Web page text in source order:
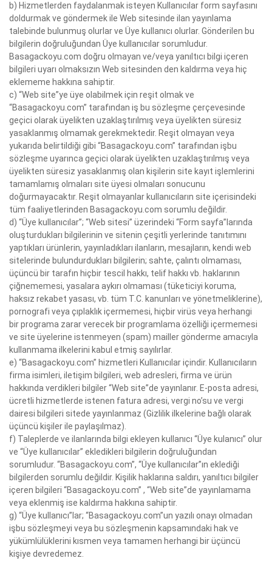
b) Hizmetlerden faydalanmak isteyen Kullanıcılar form sayfasını
doldurmak ve göndermek ile Web sitesinde ilan yayınlama
talebinde bulunmuş olurlar ve Üye kullanıcı olurlar. Gönderilen bu
bilgilerin doğruluğundan Üye kullanıcılar sorumludur.
Basagackoyu.com doğru olmayan ve/veya yanıltıcı bilgi içeren
bilgileri uyarı olmaksızın Web sitesinden den kaldırma veya hiç
eklememe hakkına sahiptir.
c) “Web site”ye üye olabilmek için reşit olmak ve
“Basagackoyu.com” tarafından iş bu sözleşme çerçevesinde
geçici olarak üyelikten uzaklaştırılmış veya üyelikten süresiz
yasaklanmış olmamak gerekmektedir. Reşit olmayan veya
yukarıda belirtildiği gibi “Basagackoyu.com” tarafından işbu
sözleşme uyarınca geçici olarak üyelikten uzaklaştırılmış veya
üyelikten süresiz yasaklanmış olan kişilerin site kayıt işlemlerini
tamamlamış olmaları site üyesi olmaları sonucunu
doğurmayacaktır. Reşit olmayanlar kullanıcıların site içerisindeki
tüm faaliyetlerinden Basagackoyu.com sorumlu değildir.
d) “Üye kullanıcılar”; “Web sitesi” üzerindeki “Form sayfa”larında
oluşturdukları bilgilerinin ve sitenin çeşitli yerlerinde tanıtımını
yaptıkları ürünlerin, yayınladıkları ilanların, mesajların, kendi web
sitelerinde bulundurdukları bilgilerin; sahte, çalıntı olmaması,
üçüncü bir tarafın hiçbir tescil hakkı, telif hakkı vb. haklarının
çiğnememesi, yasalara aykırı olmaması (tüketiciyi koruma,
haksız rekabet yasası, vb. tüm T.C. kanunları ve yönetmeliklerine),
pornografi veya çıplaklık içermemesi, hiçbir virüs veya herhangi
bir programa zarar verecek bir programlama özelliği içermemesi
ve site üyelerine istenmeyen (spam) mailler gönderme amacıyla
kullanmama ilkelerini kabul etmiş sayılırlar.
e) “Basagackoyu.com” hizmetleri Kullanıcılar içindir. Kullanıcıların
firma isimleri, iletişim bilgileri, web adresleri, firma ve ürün
hakkında verdikleri bilgiler “Web site”de yayınlanır. E-posta adresi,
ücretli hizmetlerde istenen fatura adresi, vergi no’su ve vergi
dairesi bilgileri sitede yayınlanmaz (Gizlilik ilkelerine bağlı olarak
üçüncü kişiler ile paylaşılmaz).
f) Taleplerde ve ilanlarında bilgi ekleyen kullanıcı “Üye kulanıcı” olur
ve “Üye kullanıcılar” ekledikleri bilgilerin doğruluğundan
sorumludur. “Basagackoyu.com”, “Üye kullanıcılar”ın eklediği
bilgilerden sorumlu değildir. Kişilik haklarına saldırı, yanıltıcı bilgiler
içeren bilgileri “Basagackoyu.com” , “Web site”de yayınlamama
veya eklenmiş ise kaldırma hakkına sahiptir.
g) “Üye kullanıcı”lar; “Basagackoyu.com”un yazılı onayı olmadan
işbu sözleşmeyi veya bu sözleşmenin kapsamındaki hak ve
yükümlülüklerini kısmen veya tamamen herhangi bir üçüncü
kişiye devredemez.